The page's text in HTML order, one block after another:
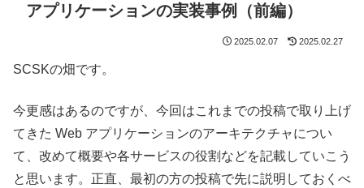
アプリケーションの実装事例（前編）
2025.02.07 2025.02.27
SCSKの畑です。
今更感はあるのですが、今回はこれまでの投稿で取り上げ
てきた Web アプリケーションのアーキテクチャについ
て、改めて概要や各サービスの役割などを記載していこう
と思います。正直、最初の方の投稿で先に説明しておくべ